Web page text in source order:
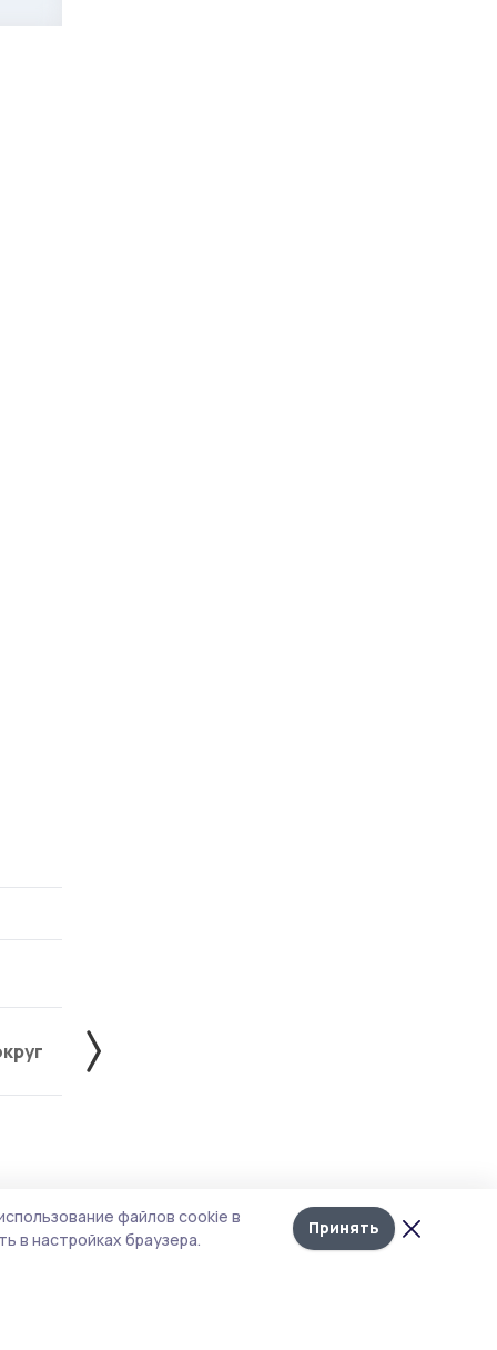
Лента
новостей
Жердевский округ
файлов cookie в
в настройках браузера.
Принять